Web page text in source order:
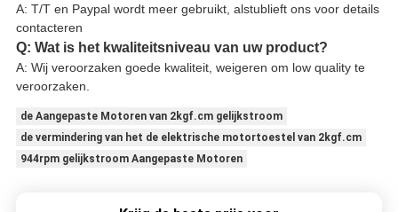
A: T/T en Paypal wordt meer gebruikt, alstublieft ons voor details
contacteren
Q: Wat is het kwaliteitsniveau van uw product?
A: Wij veroorzaken goede kwaliteit, weigeren om low quality te
veroorzaken.
de Aangepaste Motoren van 2kgf.cm gelijkstroom
de vermindering van het de elektrische motortoestel van 2kgf.cm
944rpm gelijkstroom Aangepaste Motoren